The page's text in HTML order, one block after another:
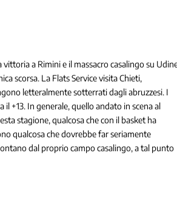
a Rimini e il massacro casalingo su
scorsa. La Flats Service visita Chieti,
letteralmente sotterrati dagli abruzzesi. I
+13. In generale, quello andato in scena al
stagione, qualcosa che con il basket ha
qualcosa che dovrebbe far seriamente
dal proprio campo casalingo, a tal punto